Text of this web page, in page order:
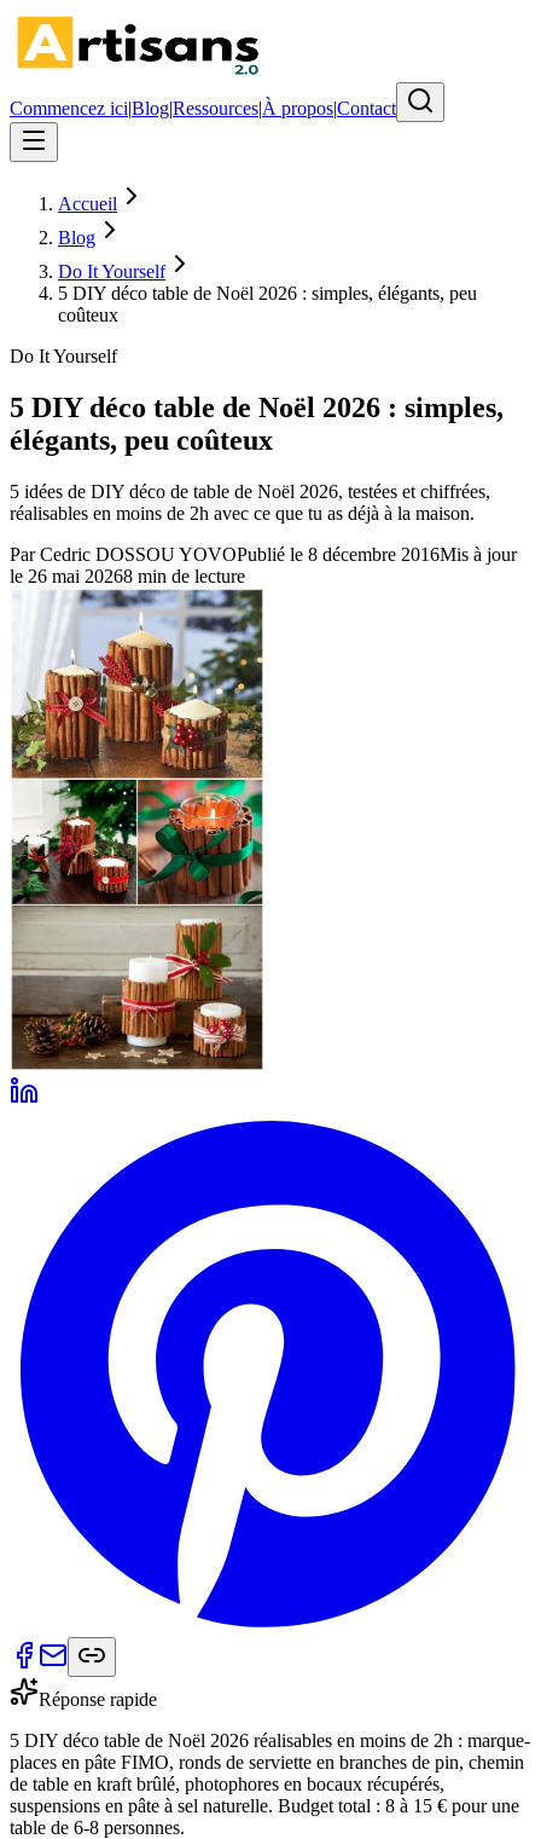
Commencez ici|Blog|Ressources|À propos|Contact
Accueil
Blog
Do It Yourself
5 DIY déco table de Noël 2026 : simples, élégants, peu
coûteux
Do It Yourself
5 DIY déco table de Noël 2026 : simples,
élégants, peu coûteux
5 idées de DIY déco de table de Noël 2026, testées et chiffrées,
réalisables en moins de 2h avec ce que tu as déjà à la maison.
ParCedric DOSSOU YOVOPublié le 8 décembre 2016Mis à jour
le 26 mai 20268 min de lecture
Réponse rapide
5 DIY déco table de Noël 2026 réalisables en moins de 2h : marque-
places en pâte FIMO, ronds de serviette en branches de pin, chemin
de table en kraft brûlé, photophores en bocaux récupérés,
suspensions en pâte à sel naturelle. Budget total : 8 à 15 € pour une
table de 6-8 personnes.